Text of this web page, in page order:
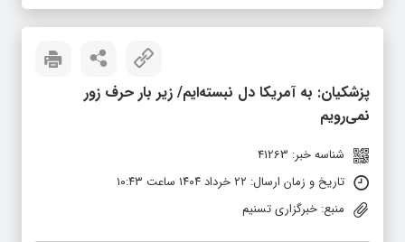
پزشکیان: به آمریکا دل نبسته‌ایم/ زیر بار حرف زور
‌نمی‌رویم
شناسه خبر: 41263
تاریخ و زمان ارسال: ۲۲ خرداد ۱۴۰۴ ساعت ۱۰:۴۳
منبع: خبرگزاری تسنیم